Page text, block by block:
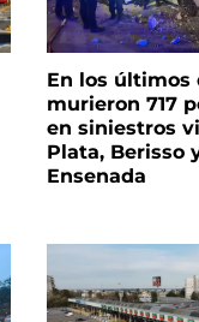
En los últimos
murieron 717
en siniestros
Plata, Berisso
Ensenada